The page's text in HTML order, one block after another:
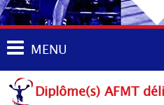
MENU
Diplôme(s) AFMT